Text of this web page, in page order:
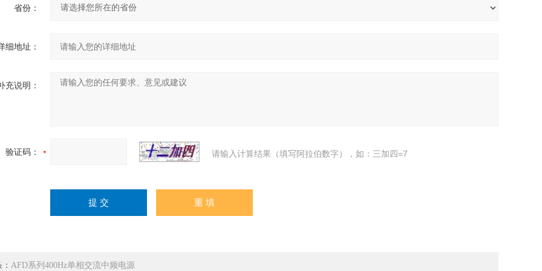
省份：
细地址：
充说明：
验证码： 请输入计算结果（填写阿拉伯数字），如：三加四=7
AFD系列400Hz单相交流中频电源